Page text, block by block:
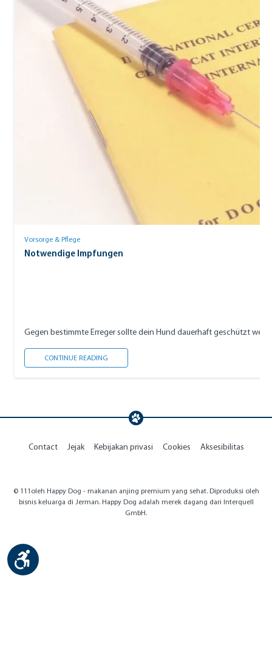
Vorsorge & Pflege
Notwendige Impfungen
Gegen bestimmte Erreger sollte dein Hund dauerhaft geschützt
CONTINUE READING
Contact Jejak Kebijakan privasi Cookies Aksesibilitas
© 111oleh Happy Dog - makanan anjing premium yang sehat. Diproduksi oleh
bisnis keluarga di Jerman. Happy Dog adalah merek dagang dari Interquell
GmbH.
Show toolbar